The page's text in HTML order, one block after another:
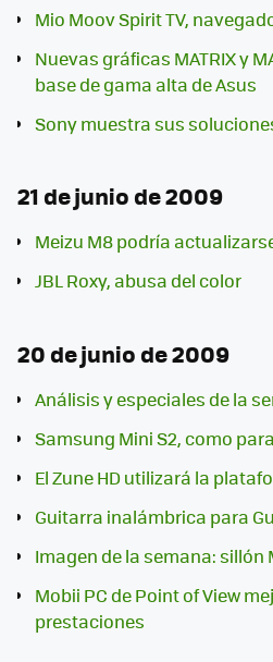
Mio Moov Spirit TV,
Nuevas gráficas MATRIX y
base de gama alta de Asus
Sony muestra sus
21 de junio de 2009
Meizu M8 podría
JBL Roxy, abusa del color
20 de junio de 2009
Análisis y especiales de la
Samsung Mini S2, como
El Zune HD utilizará la
Guitarra inalámbrica para
Imagen de la semana: sillón
Mobii PC de Point of View
prestaciones